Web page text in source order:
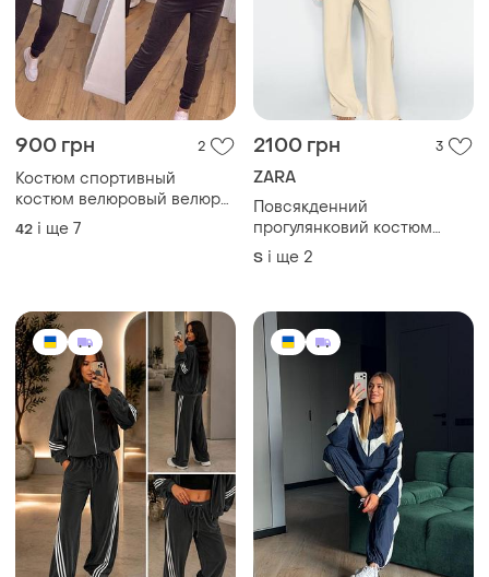
900 грн 2
Костюм спортивный
костюм велюровый велюр
костюм костюмчик из
велюра велюровый костюм
42 і ще 7
2100 грн 3
ZARA
Повсякденний
прогулянковий костюм
комплект zara широкі
штани та худі кофта на
S і ще 2